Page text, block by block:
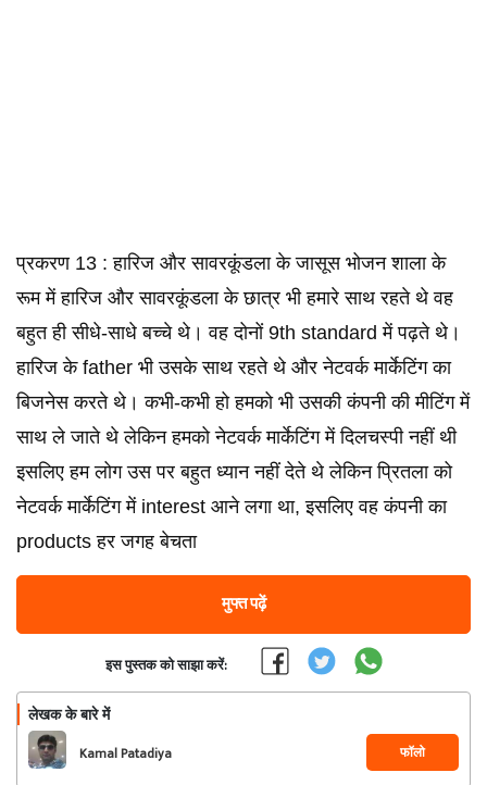
प्रकरण 13 : हारिज और सावरकूंडला के जासूस भोजन शाला के
रूम में हारिज और सावरकूंडला के छात्र भी हमारे साथ रहते थे वह
बहुत ही सीधे-साधे बच्चे थे। वह दोनों 9th standard में पढ़ते थे।
हारिज के father भी उसके साथ रहते थे और नेटवर्क मार्केटिंग का
बिजनेस करते थे। कभी-कभी हो हमको भी उसकी कंपनी की मीटिंग में
साथ ले जाते थे लेकिन हमको नेटवर्क मार्केटिंग में दिलचस्पी नहीं थी
इसलिए हम लोग उस पर बहुत ध्यान नहीं देते थे लेकिन प्रितला को
नेटवर्क मार्केटिंग में interest आने लगा था, इसलिए वह कंपनी का
products हर जगह बेचता
मुफ्त पढ़ें
इस पुस्तक को साझा करें:
लेखक के बारे में
Kamal Patadiya फॉलो